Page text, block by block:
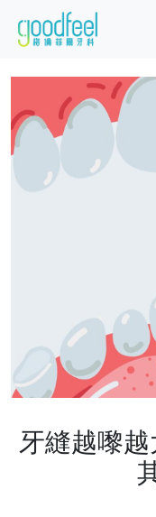
牙縫越嚟